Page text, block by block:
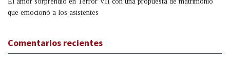
que emocionó a los asistentes
Comentarios recientes